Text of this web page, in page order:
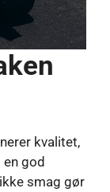
kvalitet,
en god
smag gør